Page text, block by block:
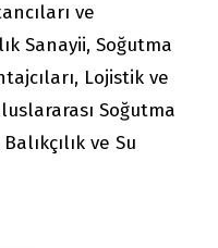
ve
Sanayii, Soğutma
Lojistik ve
Soğutma
ve Su